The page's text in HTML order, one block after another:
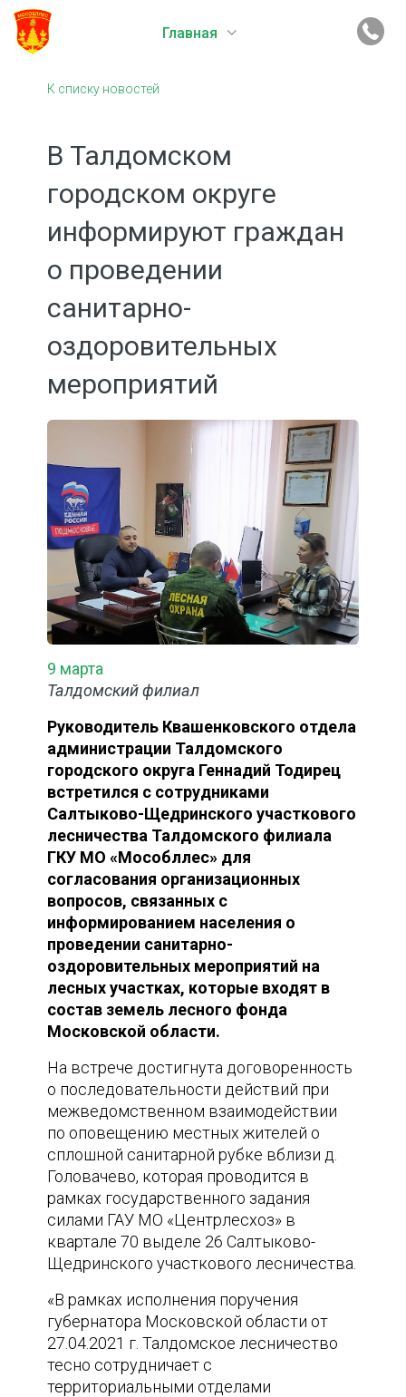
Главная
К списку новостей
В Талдомском
городском округе
информируют граждан
о проведении
санитарно-
оздоровительных
мероприятий
9 марта
Талдомский филиал
Руководитель Квашенковского отдела
администрации Талдомского
городского округа Геннадий Тодирец
встретился с сотрудниками
Салтыково-Щедринского участкового
лесничества Талдомского филиала
ГКУ МО «Мособллес» для
согласования организационных
вопросов, связанных с
информированием населения о
проведении санитарно-
оздоровительных мероприятий на
лесных участках, которые входят в
состав земель лесного фонда
Московской области.
На встрече достигнута договоренность
о последовательности действий при
межведомственном взаимодействии
по оповещению местных жителей о
сплошной санитарной рубке вблизи д.
Головачево, которая проводится в
рамках государственного задания
силами ГАУ МО «Центрлесхоз» в
квартале 70 выделе 26 Салтыково-
Щедринского участкового лесничества.
«В рамках исполнения поручения
губернатора Московской области от
27.04.2021 г. Талдомское лесничество
тесно сотрудничает с
территориальными отделами